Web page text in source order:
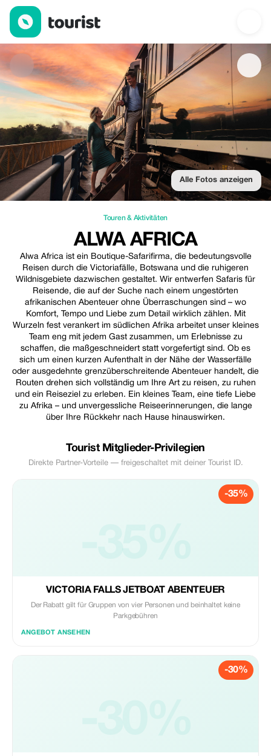
Alwa Africa — Touren & Aktivitäten | Up to 35% off | Tourist
Alle Fotos anzeigen
Touren & Aktivitäten
ALWA AFRICA
Alwa Africa ist ein Boutique-Safarifirma, die bedeutungsvolle
Reisen durch die Victoriafälle, Botswana und die ruhigeren
Wildnisgebiete dazwischen gestaltet. Wir entwerfen Safaris für
Reisende, die auf der Suche nach einem ungestörten
afrikanischen Abenteuer ohne Überraschungen sind – wo
Komfort, Tempo und Liebe zum Detail wirklich zählen. Mit
Wurzeln fest verankert im südlichen Afrika arbeitet unser kleines
Team eng mit jedem Gast zusammen, um Erlebnisse zu
schaffen, die maßgeschneidert statt vorgefertigt sind. Ob es
sich um einen kurzen Aufenthalt in der Nähe der Wasserfälle
oder ausgedehnte grenzüberschreitende Abenteuer handelt, die
Routen drehen sich vollständig um Ihre Art zu reisen, zu ruhen
und ein Reiseziel zu erleben. Ein kleines Team, eine tiefe Liebe
zu Afrika – und unvergessliche Reiseerinnerungen, die lange
über Ihre Rückkehr nach Hause hinauswirken.
Tourist Mitglieder-Privilegien
Direkte Partner-Vorteile — freigeschaltet mit deiner Tourist ID.
-35%
-35%
VICTORIA FALLS JETBOAT ABENTEUER
Der Rabatt gilt für Gruppen von vier Personen und beinhaltet keine
Parkgebühren
ANGEBOT ANSEHEN
-30%